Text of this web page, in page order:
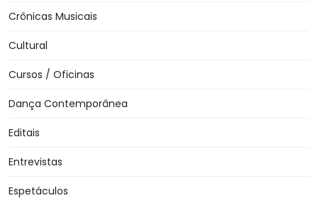
Crônicas Musicais
Cultural
Cursos / Oficinas
Dança Contemporânea
Editais
Entrevistas
Espetáculos